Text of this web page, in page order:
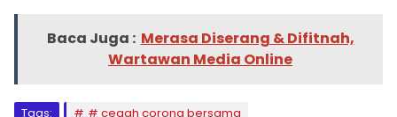
Baca Juga : Merasa Diserang & Difitnah,
Wartawan Media Online
Tags:
# cegah corona bersama